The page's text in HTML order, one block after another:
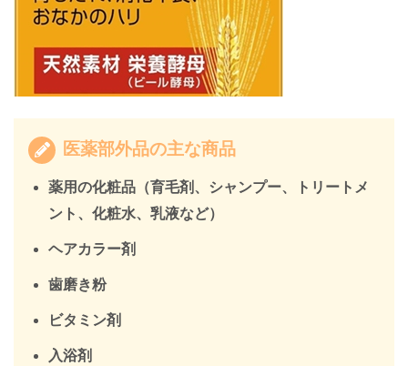
医薬部外品の主な商品
薬用の化粧品（育毛剤、シャンプー、トリートメ
ント、化粧水、乳液など）
ヘアカラー剤
歯磨き粉
ビタミン剤
入浴剤